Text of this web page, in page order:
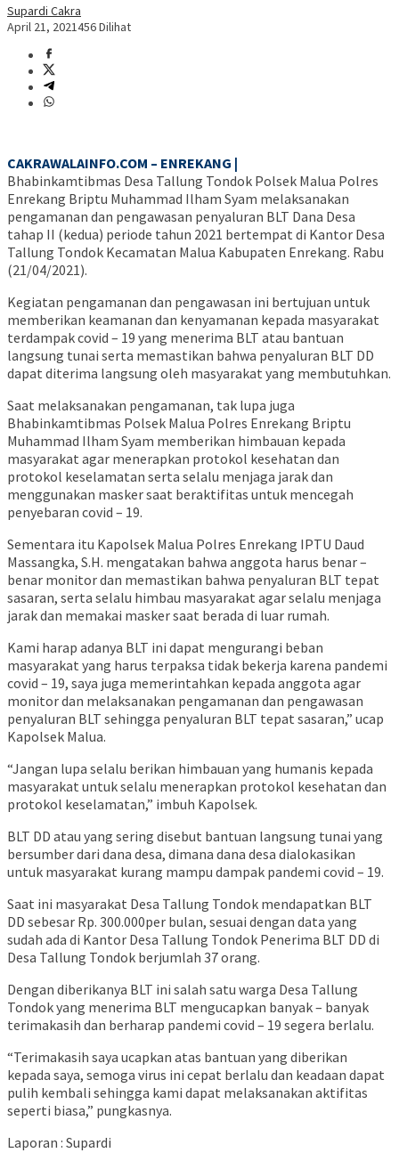
Supardi Cakra
April 21, 2021456 Dilihat
CAKRAWALAINFO.COM – ENREKANG |
Bhabinkamtibmas Desa Tallung Tondok Polsek Malua Polres
Enrekang Briptu Muhammad Ilham Syam melaksanakan
pengamanan dan pengawasan penyaluran BLT Dana Desa
tahap II (kedua) periode tahun 2021 bertempat di Kantor Desa
Tallung Tondok Kecamatan Malua Kabupaten Enrekang. Rabu
(21/04/2021).
Kegiatan pengamanan dan pengawasan ini bertujuan untuk
memberikan keamanan dan kenyamanan kepada masyarakat
terdampak covid – 19 yang menerima BLT atau bantuan
langsung tunai serta memastikan bahwa penyaluran BLT DD
dapat diterima langsung oleh masyarakat yang membutuhkan.
Saat melaksanakan pengamanan, tak lupa juga
Bhabinkamtibmas Polsek Malua Polres Enrekang Briptu
Muhammad Ilham Syam memberikan himbauan kepada
masyarakat agar menerapkan protokol kesehatan dan
protokol keselamatan serta selalu menjaga jarak dan
menggunakan masker saat beraktifitas untuk mencegah
penyebaran covid – 19.
Sementara itu Kapolsek Malua Polres Enrekang IPTU Daud
Massangka, S.H. mengatakan bahwa anggota harus benar –
benar monitor dan memastikan bahwa penyaluran BLT tepat
sasaran, serta selalu himbau masyarakat agar selalu menjaga
jarak dan memakai masker saat berada di luar rumah.
Kami harap adanya BLT ini dapat mengurangi beban
masyarakat yang harus terpaksa tidak bekerja karena pandemi
covid – 19, saya juga memerintahkan kepada anggota agar
monitor dan melaksanakan pengamanan dan pengawasan
penyaluran BLT sehingga penyaluran BLT tepat sasaran,” ucap
Kapolsek Malua.
“Jangan lupa selalu berikan himbauan yang humanis kepada
masyarakat untuk selalu menerapkan protokol kesehatan dan
protokol keselamatan,” imbuh Kapolsek.
BLT DD atau yang sering disebut bantuan langsung tunai yang
bersumber dari dana desa, dimana dana desa dialokasikan
untuk masyarakat kurang mampu dampak pandemi covid – 19.
Saat ini masyarakat Desa Tallung Tondok mendapatkan BLT
DD sebesar Rp. 300.000per bulan, sesuai dengan data yang
sudah ada di Kantor Desa Tallung Tondok Penerima BLT DD di
Desa Tallung Tondok berjumlah 37 orang.
Dengan diberikanya BLT ini salah satu warga Desa Tallung
Tondok yang menerima BLT mengucapkan banyak – banyak
terimakasih dan berharap pandemi covid – 19 segera berlalu.
“Terimakasih saya ucapkan atas bantuan yang diberikan
kepada saya, semoga virus ini cepat berlalu dan keadaan dapat
pulih kembali sehingga kami dapat melaksanakan aktifitas
seperti biasa,” pungkasnya.
Laporan : Supardi